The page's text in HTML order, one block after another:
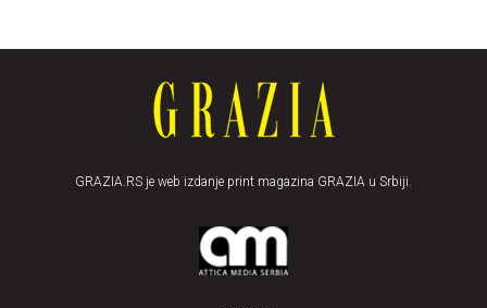
GRAZIA.RS je web izdanje print magazina GRAZIA u Srbiji.